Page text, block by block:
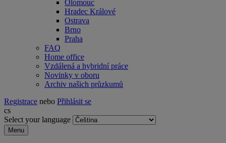
Olomouc
Hradec Králové
Ostrava
Brno
Praha
FAQ
Home office
Vzdálená a hybridní práce
Novinky v oboru
Archiv našich průzkumů
Registrace nebo Přihlásit se
cs
Select your language
Menu